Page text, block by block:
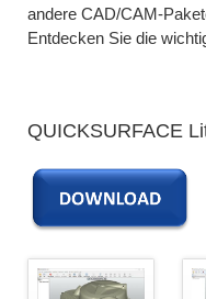
andere CAD/CAM-
Entdecken Sie die
QUICKSURFACE